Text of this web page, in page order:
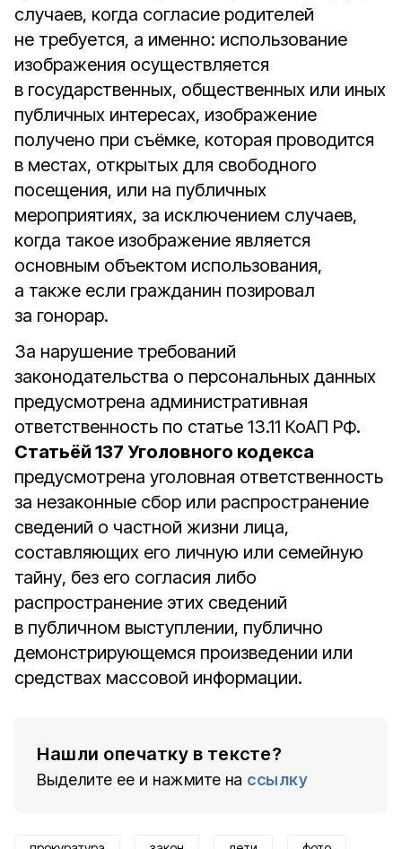
случаев, когда согласие родителей
не требуется, а именно: использование
изображения осуществляется
в государственных, общественных или иных
публичных интересах, изображение
получено при съёмке, которая проводится
в местах, открытых для свободного
посещения, или на публичных
мероприятиях, за исключением случаев,
когда такое изображение является
основным объектом использования,
а также если гражданин позировал
за гонорар.
За нарушение требований
законодательства о персональных данных
предусмотрена административная
ответственность по статье 13.11 КоАП РФ.
Статьёй 137 Уголовного кодекса
предусмотрена уголовная ответственность
за незаконные сбор или распространение
сведений о частной жизни лица,
составляющих его личную или семейную
тайну, без его согласия либо
распространение этих сведений
в публичном выступлении, публично
демонстрирующемся произведении или
средствах массовой информации.
Нашли опечатку в тексте?
Выделите ее и нажмите на ссылку